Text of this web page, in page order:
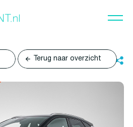
Terug naar overzicht